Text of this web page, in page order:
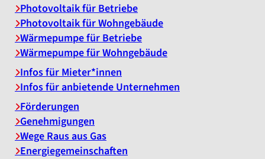
Photovoltaik für Betriebe
Photovoltaik für Wohngebäude
Wärmepumpe für Betriebe
Wärmepumpe für Wohngebäude
Infos für Mieter*innen
Infos für anbietende Unternehmen
Förderungen
Genehmigungen
Wege Raus aus Gas
Energiegemeinschaften